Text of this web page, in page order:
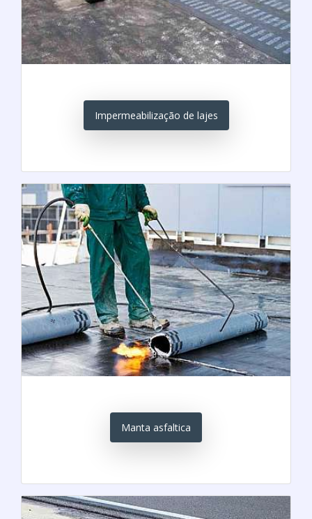
Impermeabilização de lajes
Manta asfaltica